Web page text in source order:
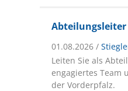
01.08.2026 /
Leiten Sie als
engagiertes Team
der Vorderpfalz.